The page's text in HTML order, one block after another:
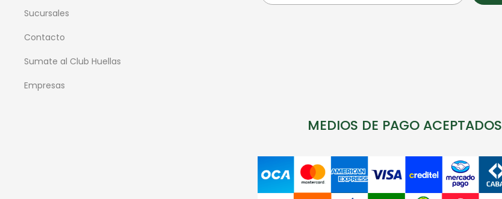
Sucursales
Contacto
Sumate al Club Huellas
Empresas
MEDIOS DE PAGO ACEPTADOS